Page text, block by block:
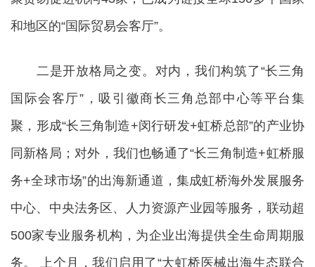
和地区的“国际贸易会客厅”。
二是开放格局之变。对内，我们构筑了“长三角
国际会客厅”，吸引徽商长三角总部中心等平台集
聚，形成“长三角制造+闵行研发+虹桥总部”的产业协
同新格局；对外，我们也畅通了“长三角制造+虹桥服
务+全球市场”的出海新通道，集成虹桥海外发展服务
中心、中央法务区、人力资源产业园等服务，联动超
500家专业服务机构，为企业出海提供全生命周期服
务。 上个月，我们启用了“大虹桥医械出海生态联合